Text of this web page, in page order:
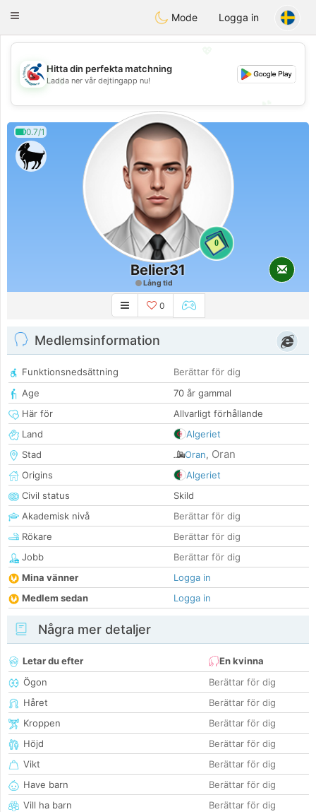
Handi Space
Toggle
Mode Logga in
💖
💕
Hitta din perfekta matchning
Ladda ner vår dejtingapp nu!
0.7/1
0
Belier31
Lång tid
0
Medlemsinformation
Funktionsnedsättning
Berättar för dig
Age
70 år gammal
Här för
Allvarligt förhållande
Land
Algeriet
Stad
Oran, Oran
Origins
Algeriet
Civil status
Skild
Akademisk nivå
Berättar för dig
Rökare
Berättar för dig
Jobb
Berättar för dig
Mina vänner
Logga in
Medlem sedan
Logga in
Några mer detaljer
Letar du efter
En kvinna
Ögon
Berättar för dig
Håret
Berättar för dig
Kroppen
Berättar för dig
Höjd
Berättar för dig
Vikt
Berättar för dig
Have barn
Berättar för dig
Vill ha barn
Berättar för dig